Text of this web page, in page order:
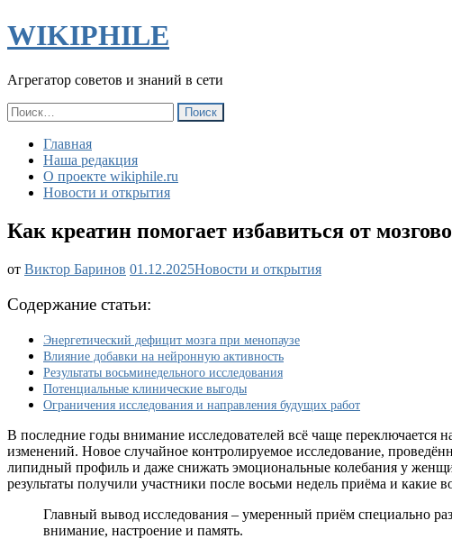
WIKIPHILE
Агрегатор советов и знаний в сети
Найти:
Главная
Наша редакция
О проекте wikiphile.ru
Новости и открытия
Как креатин помогает избавиться от
от Виктор Баринов 01.12.2025Как
мозгового
тумана
у
женщин
Новости и открытия
Содержание статьи:
Энергетический дефицит мозга при менопаузе
Влияние добавки на нейронную активность
Результаты восьминедельного исследования
Потенциальные клинические выгоды
Ограничения исследования и направления будущих работ
В последние годы внимание исследователей всё чаще
изменений. Новое случайное контролируемое исследование,
липидный профиль и даже снижать эмоциональные колебания у
результаты получили участники после восьми недель приёма и
Главный вывод исследования – умеренный приём специально
внимание, настроение и память.